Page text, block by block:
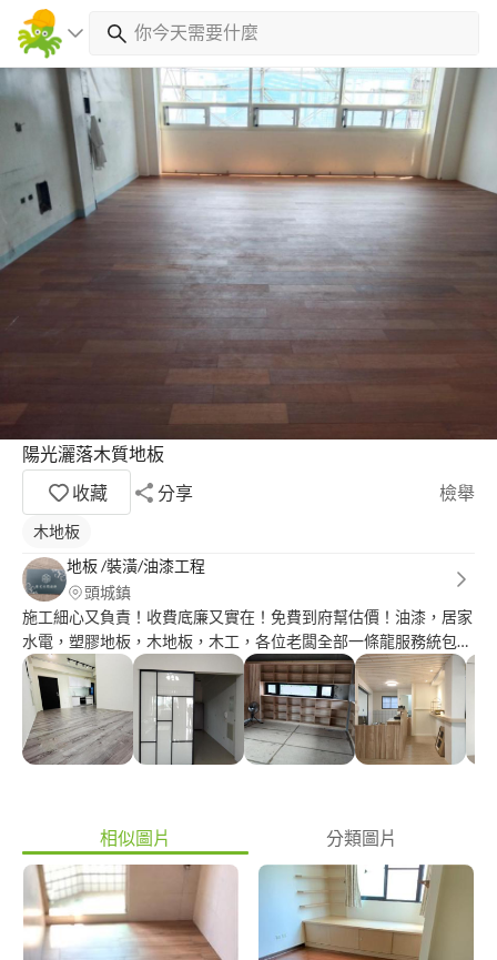
陽光灑落木質地板
收藏
分享 檢舉
木地板
地板 /裝潢/油漆工程
頭城鎮
施工細心又負責！收費底廉又實在！免費到府幫估價！油漆，居家
水電，塑膠地板，木地板，木工，各位老闆全部一條龍服務統包工
程！只在乎自己的作品呈現給客戶最好的感覺，給我你的預算就能
為你量身打造，讓你感到錢花的是值得的，希望能有機會為各位老
闆服務
相似圖片 分類圖片